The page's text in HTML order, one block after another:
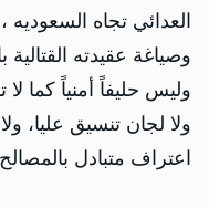
العدائي تجاه
وصياغة عقيدته القتالية
وليس حليفاً أمنياً كما
ولا لجان تنسيق عليا،
اعتراف متبادل